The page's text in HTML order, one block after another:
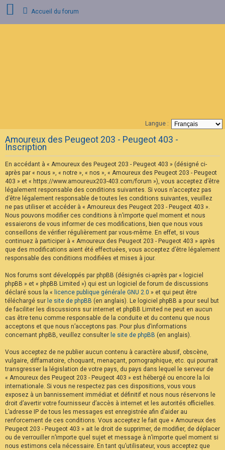
A
Q
Accueil du forum
Langue :
Amoureux des Peugeot 203 - Peugeot 403 -
Inscription
En accédant à « Amoureux des Peugeot 203 - Peugeot 403 » (désigné ci-
après par « nous », « notre », « nos », « Amoureux des Peugeot 203 - Peugeot
403 » et « https://www.amoureux203-403.com/forum »), vous acceptez d’être
légalement responsable des conditions suivantes. Si vous n’acceptez pas
d’être légalement responsable de toutes les conditions suivantes, veuillez
ne pas utiliser et accéder à « Amoureux des Peugeot 203 - Peugeot 403 ».
Nous pouvons modifier ces conditions à n’importe quel moment et nous
essaierons de vous informer de ces modifications, bien que nous vous
conseillons de vérifier régulièrement par vous-même. En effet, si vous
continuez à participer à « Amoureux des Peugeot 203 - Peugeot 403 » après
que des modifications aient été effectuées, vous acceptez d’être légalement
responsable des conditions modifiées et mises à jour.
Nos forums sont développés par phpBB (désignés ci-après par « logiciel
phpBB » et « phpBB Limited ») qui est un logiciel de forum de discussions
déclaré sous la « licence publique générale GNU 2.0 » et qui peut être
téléchargé sur le site de phpBB (en anglais). Le logiciel phpBB a pour seul but
de faciliter les discussions sur internet et phpBB Limited ne peut en aucun
cas être tenu comme responsable de la conduite et du contenu que nous
acceptons et que nous n’acceptons pas. Pour plus d’informations
concernant phpBB, veuillez consulter le site de phpBB (en anglais).
Vous acceptez de ne publier aucun contenu à caractère abusif, obscène,
vulgaire, diffamatoire, choquant, menaçant, pornographique, etc. qui pourrait
transgresser la législation de votre pays, du pays dans lequel le serveur de
« Amoureux des Peugeot 203 - Peugeot 403 » est hébergé ou encore la loi
internationale. Si vous ne respectez pas ces dispositions, vous vous
exposez à un bannissement immédiat et définitif et nous nous réservons le
droit d’avertir votre fournisseur d’accès à internet et les autorités officielles.
L’adresse IP de tous les messages est enregistrée afin d’aider au
renforcement de ces conditions. Vous acceptez le fait que « Amoureux des
Peugeot 203 - Peugeot 403 » ait le droit de supprimer, de modifier, de déplacer
ou de verrouiller n’importe quel sujet et message à n’importe quel moment si
nous estimons cela nécessaire. En tant qu’utilisateur, vous acceptez que